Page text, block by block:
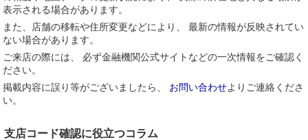
表示される場合があります。
また、店舗の移転や住所変更などにより、 最新の情報が反映されてい
ない場合があります。
ご来店の際には、 必ず金融機関公式サイトなどの一次情報をご確認く
ださい。
掲載内容に誤り等がございましたら、 お問い合わせよりご連絡くださ
い。
支店コード確認に役立つコラム